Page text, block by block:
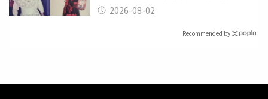
2026-08-02
Recommended by